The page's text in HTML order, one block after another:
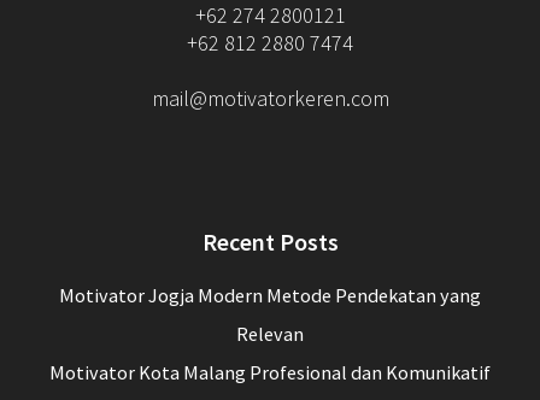
+62 274 2800121
+62 812 2880 7474
mail@motivatorkeren.com
Recent Posts
Motivator Jogja Modern Metode Pendekatan yang
Relevan
Motivator Kota Malang Profesional dan Komunikatif